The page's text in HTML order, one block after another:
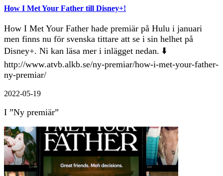
How I Met Your Father till Disney+!
How I Met Your Father hade premiär på Hulu i januari
men finns nu för svenska tittare att se i sin helhet på
Disney+. Ni kan läsa mer i inlägget nedan. ⬇️
http://www.atvb.alkb.se/ny-premiar/how-i-met-your-father-
ny-premiar/
2022-05-19
I ”Ny premiär”